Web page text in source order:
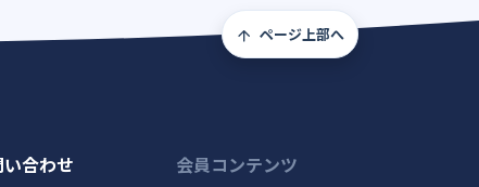
ページ上部へ
合わせ 会員コンテンツ